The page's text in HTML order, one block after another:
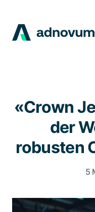
Insights
DE
«Crown
der
robusten
5